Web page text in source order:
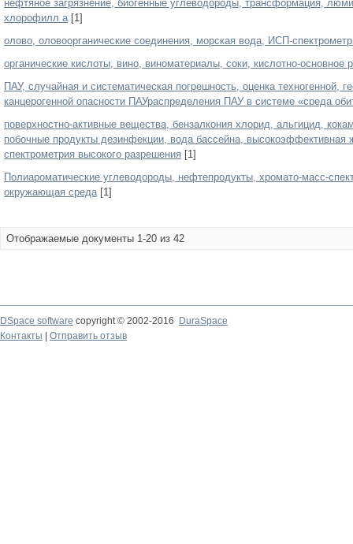
нефтяное загрязнение, биогенные углеводороды, трансформация,
хлорофилл а[1]
олово, оловоорганические соединения, морская вода, ИСП-
органические кислоты, вино, виноматериалы, соки, кислотно-
ПАУ, случайная и систематическая погрешность, оценка техногенной,
канцерогенной опасности ПАУраспределения ПАУ в системе «среда
поверхностно-активные вещества, бензалкония хлорид, альгицид,
побочные продукты дезинфекции, вода бассейна, высокоэффективная
спектрометрия высокого разрешения [1]
Полиароматические углеводороды, нефтепродукты, хромато-масс-
окружающая среда[1]
Отображаемые документы 1-20 из 42
DSpace software copyright © 2002-2016
DuraSpace
Контакты
Отправить отзыв